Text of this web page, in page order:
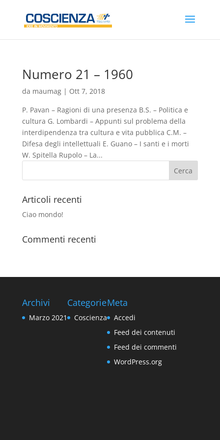
Numero 21 – 1960
da maumag| Ott 7, 2018
P. Pavan – Ragioni di una presenza B.S. – Politica e
cultura G. Lombardi – Appunti sul problema della
interdipendenza tra cultura e vita pubblica C.M. –
Difesa degli intellettuali E. Guano – I santi e i morti
W. Spitella Rupolo – La...
Articoli recenti
Ciao mondo!
Commenti recenti
Archivi
Marzo 2021
Categorie
Coscienza
Meta
Accedi
Feed dei contenuti
Feed dei commenti
WordPress.org